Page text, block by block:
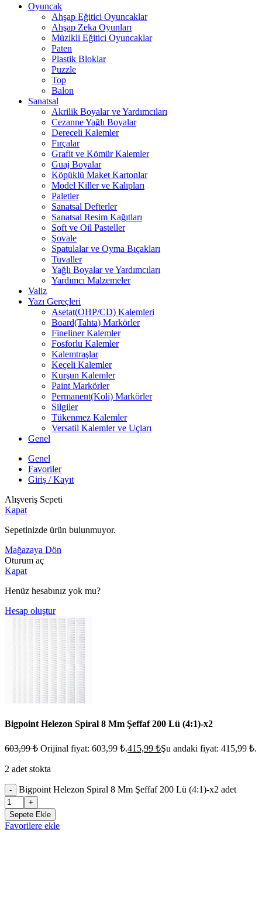
Oyuncak
Ahşap Eğitici Oyuncaklar
Ahşap Zeka Oyunları
Müzikli Eğitici Oyuncaklar
Paten
Plastik Bloklar
Puzzle
Top
Balon
Sanatsal
Akrilik Boyalar ve Yardımcıları
Cezanne Yağlı Boyalar
Dereceli Kalemler
Fırçalar
Grafit ve Kömür Kalemler
Guaj Boyalar
Köpüklü Maket Kartonlar
Model Killer ve Kalıpları
Paletler
Sanatsal Defterler
Sanatsal Resim Kağıtları
Soft ve Oil Pasteller
Şovale
Spatulalar ve Oyma Bıçakları
Tuvaller
Yağlı Boyalar ve Yardımcıları
Yardımcı Malzemeler
Valiz
Yazı Gereçleri
Asetat(OHP/CD) Kalemleri
Board(Tahta) Markörler
Fineliner Kalemler
Fosforlu Kalemler
Kalemtraşlar
Keçeli Kalemler
Kurşun Kalemler
Paint Markörler
Permanent(Koli) Markörler
Silgiler
Tükenmez Kalemler
Versatil Kalemler ve Uçları
Genel
Genel
Favoriler
Giriş / Kayıt
Alışveriş Sepeti
Kapat
Sepetinizde ürün bulunmuyor.
Mağazaya Dön
Oturum aç
Kapat
Henüz hesabınız yok mu?
Hesap oluştur
Bigpoint Helezon Spiral 8 Mm Şeffaf 200 Lü (4:1)-x2
603,99₺ Orijinal fiyat: 603,99 ₺.415,99 ₺Şu andaki fiyat: 415,99 ₺.
2 adet stokta
- Bigpoint Helezon Spiral 8 Mm Şeffaf 200 Lü (4:1)-x2 adet
+
Sepete Ekle
Favorilere ekle